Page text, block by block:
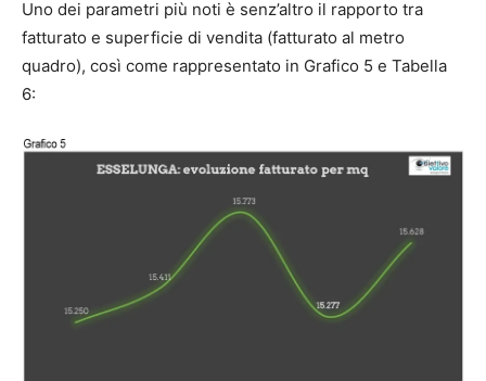
Uno dei parametri più noti è senz’altro il rapporto tra
fatturato e superficie di vendita (fatturato al metro
quadro), così come rappresentato in Grafico 5 e Tabella
6: